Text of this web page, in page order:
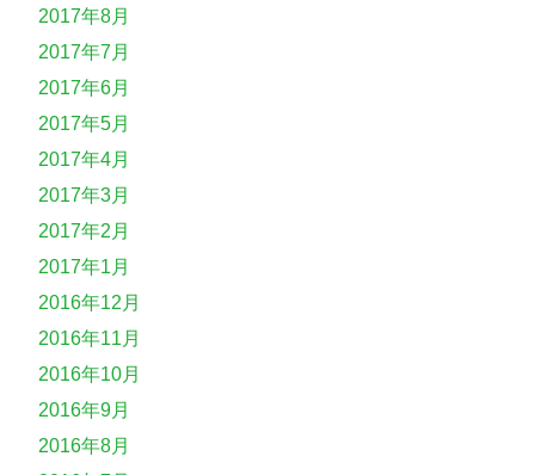
2017年8月
2017年7月
2017年6月
2017年5月
2017年4月
2017年3月
2017年2月
2017年1月
2016年12月
2016年11月
2016年10月
2016年9月
2016年8月